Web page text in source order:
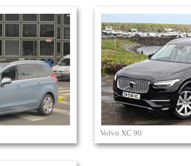
Volvo XC 90